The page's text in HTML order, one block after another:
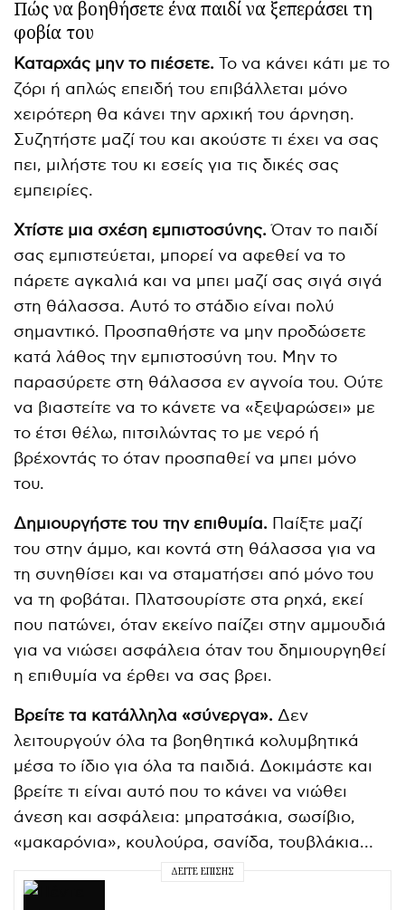
Πώς να βοηθήσετε ένα παιδί να ξεπεράσει τη
φοβία του
Καταρχάς μην το πιέσετε. Το να κάνει κάτι με το
ζόρι ή απλώς επειδή του επιβάλλεται μόνο
χειρότερη θα κάνει την αρχική του άρνηση.
Συζητήστε μαζί του και ακούστε τι έχει να σας
πει, μιλήστε του κι εσείς για τις δικές σας
εμπειρίες.
Χτίστε μια σχέση εμπιστοσύνης.Όταν το παιδί
σας εμπιστεύεται, μπορεί να αφεθεί να το
πάρετε αγκαλιά και να μπει μαζί σας σιγά σιγά
στη θάλασσα. Αυτό το στάδιο είναι πολύ
σημαντικό. Προσπαθήστε να μην προδώσετε
κατά λάθος την εμπιστοσύνη του. Μην το
παρασύρετε στη θάλασσα εν αγνοία του. Ούτε
να βιαστείτε να το κάνετε να «ξεψαρώσει» με
το έτσι θέλω, πιτσιλώντας το με νερό ή
βρέχοντάς το όταν προσπαθεί να μπει μόνο
του.
Δημιουργήστε του την επιθυμία. Παίξτε μαζί
του στην άμμο, και κοντά στη θάλασσα για να
τη συνηθίσει και να σταματήσει από μόνο του
να τη φοβάται. Πλατσουρίστε στα ρηχά, εκεί
που πατώνει, όταν εκείνο παίζει στην αμμουδιά
για να νιώσει ασφάλεια όταν του δημιουργηθεί
η επιθυμία να έρθει να σας βρει.
Βρείτε τα κατάλληλα «σύνεργα».Δεν
λειτουργούν όλα τα βοηθητικά κολυμβητικά
μέσα το ίδιο για όλα τα παιδιά. Δοκιμάστε και
βρείτε τι είναι αυτό που το κάνει να νιώθει
άνεση και ασφάλεια: μπρατσάκια, σωσίβιο,
«μακαρόνια», κουλούρα, σανίδα, τουβλάκια…
ΔΕΊΤΕ ΕΠΊΣΗΣ